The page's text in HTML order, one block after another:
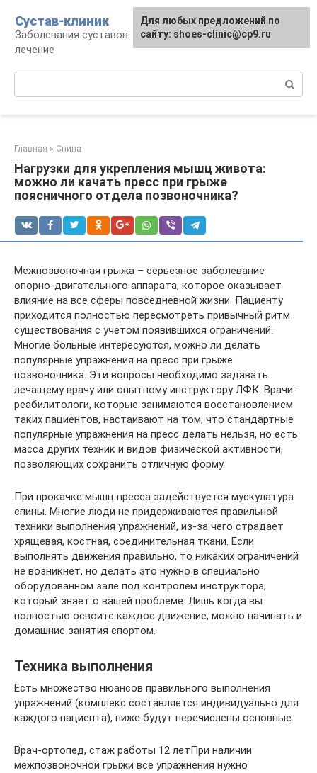
контенту
Сустав-клиник
Заболевания суставов: профилактика и
лечение
Главная » Спина
Нагрузки для укрепления мышц живота:
можно ли качать пресс при грыже
поясничного отдела позвоночника?
Межпозвоночная грыжа – серьезное заболевание
опорно-двигательного аппарата, которое оказывает
влияние на все сферы повседневной жизни. Пациенту
приходится полностью пересмотреть привычный ритм
существования с учетом появившихся ограничений.
Многие больные интересуются, можно ли делать
популярные упражнения на пресс при грыже
позвоночника. Эти вопросы необходимо задавать
лечащему врачу или опытному инструктору ЛФК. Врачи-
реабилитологи, которые занимаются восстановлением
таких пациентов, настаивают на том, что стандартные
популярные упражнения на пресс делать нельзя, но есть
масса других техник и видов физической активности,
позволяющих сохранить отличную форму.
При прокачке мышц пресса задействуется мускулатура
спины. Многие люди не придерживаются правильной
техники выполнения упражнений, из-за чего страдает
хрящевая, костная, соединительная ткани. Если
выполнять движения правильно, то никаких ограничений
не возникнет, но делать это нужно в специально
оборудованном зале под контролем инструктора,
который знает о вашей проблеме. Лишь когда вы
полностью освоите каждое движение, можно начинать и
домашние занятия спортом.
Техника выполнения
Есть множество нюансов правильного выполнения
упражнений (комплекс составляется индивидуально для
каждого пациента), ниже будут перечислены основные.
Врач-ортопед, стаж работы 12 летПри наличии
межпозвоночной грыжи все упражнения нужно
Для любых предложений по
сайту: shoes-clinic@cp9.ru